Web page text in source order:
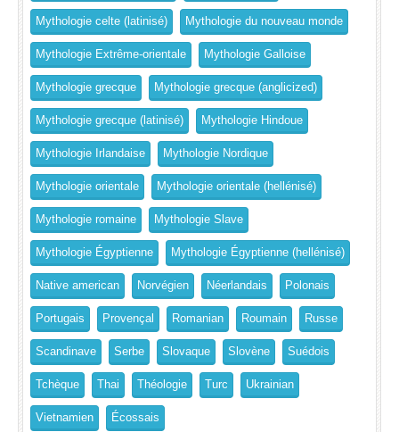
Mythologie celte (latinisé) Mythologie du nouveau monde
Mythologie Extrême-orientale Mythologie Galloise
Mythologie grecque Mythologie grecque (anglicized)
Mythologie grecque (latinisé) Mythologie Hindoue
Mythologie Irlandaise Mythologie Nordique
Mythologie orientale Mythologie orientale (hellénisé)
Mythologie romaine Mythologie Slave
Mythologie Égyptienne Mythologie Égyptienne (hellénisé)
Native american Norvégien Néerlandais Polonais
Portugais Provençal Romanian Roumain Russe
Scandinave Serbe Slovaque Slovène Suédois
Tchèque Thai Théologie Turc Ukrainian
Vietnamien Écossais